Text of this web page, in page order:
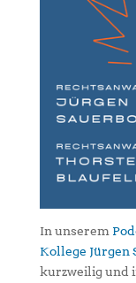
In unserem
Kollege Jürgen
kurzweilig und